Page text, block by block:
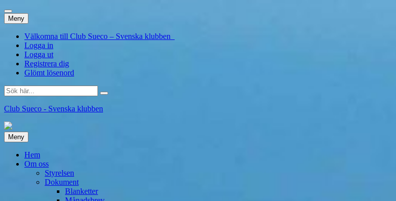
Meny Hoppa
till
innehåll
Välkomna till Club Sueco – Svenska klubben
Logga in
Logga ut
Registrera dig
Glömt lösenord
Sök
efter:
Club Sueco - Svenska klubben
Meny Hoppa
till
innehåll
Hem
Om oss
Styrelsen
Dokument
Blanketter